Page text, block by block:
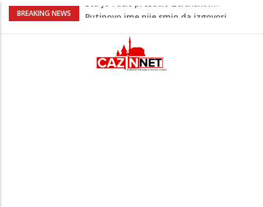
BREAKING NEWS
Šta se dešava u Europi? Dron iz
kod gasovoda
Ribari pronašli kosti na isušenom dnu
Save, podsjećaju na ljudske